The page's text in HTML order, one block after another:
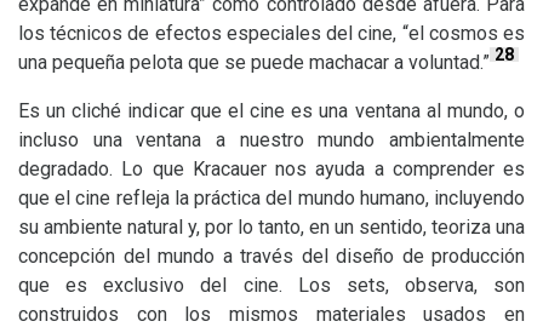
los técnicos de efectos especiales del cine, “el cosmos es
una pequeña pelota que se puede machacar a voluntad.” 28
Es un cliché indicar que el cine es una ventana al mundo, o
incluso una ventana a nuestro mundo ambientalmente
degradado. Lo que Kracauer nos ayuda a comprender es
que el cine refleja la práctica del mundo humano, incluyendo
su ambiente natural y, por lo tanto, en un sentido, teoriza una
concepción del mundo a través del diseño de producción
que es exclusivo del cine. Los sets, observa, son
construidos con los mismos materiales usados en